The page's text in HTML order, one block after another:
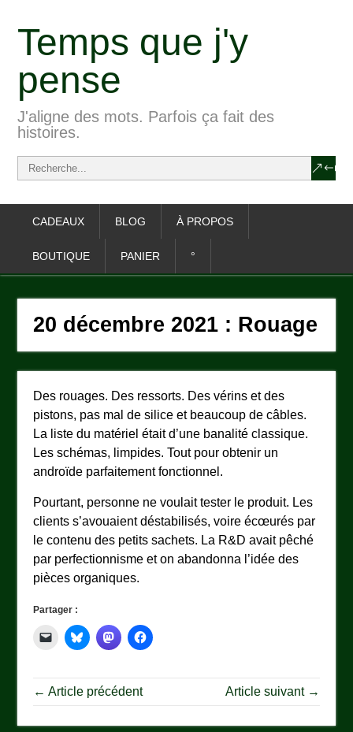
Temps que j'y
pense
J'aligne des mots. Parfois ça fait des
histoires.
CADEAUX BLOG À PROPOS
BOUTIQUE PANIER °
20 décembre 2021 : Rouage
Des rouages. Des ressorts. Des vérins et des
pistons, pas mal de silice et beaucoup de câbles.
La liste du matériel était d’une banalité classique.
Les schémas, limpides. Tout pour obtenir un
androïde parfaitement fonctionnel.
Pourtant, personne ne voulait tester le produit. Les
clients s’avouaient déstabilisés, voire écœurés par
le contenu des petits sachets. La R&D avait pêché
par perfectionnisme et on abandonna l’idée des
pièces organiques.
Partager :
← Article précédent Article suivant →